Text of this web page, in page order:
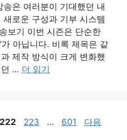
은 여러분이 기대했던 내
로운 구성과 기부 시스템
보기 이번 시즌은 단순한
가 아닙니다. 비록 제목은 같
제작 방식이 크게 변화했
던 … 더 읽기
페
222
페
223 …
페
601
다음